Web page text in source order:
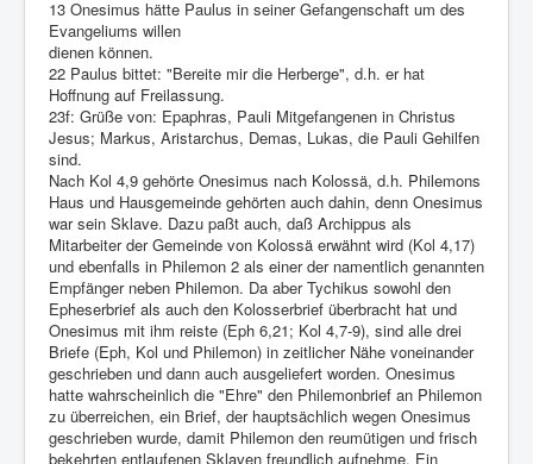
13 Onesimus hätte Paulus in seiner Gefangenschaft um des
Evangeliums willen
dienen können.
22 Paulus bittet: "Bereite mir die Herberge", d.h. er hat
Hoffnung auf Freilassung.
23f: Grüße von: Epaphras, Pauli Mitgefangenen in Christus
Jesus; Markus, Aristarchus, Demas, Lukas, die Pauli Gehilfen
sind.
Nach Kol 4,9 gehörte Onesimus nach Kolossä, d.h. Philemons
Haus und Hausgemeinde gehörten auch dahin, denn Onesimus
war sein Sklave. Dazu paßt auch, daß Archippus als
Mitarbeiter der Gemeinde von Kolossä erwähnt wird (Kol 4,17)
und ebenfalls in Philemon 2 als einer der namentlich genannten
Empfänger neben Philemon. Da aber Tychikus sowohl den
Epheserbrief als auch den Kolosserbrief überbracht hat und
Onesimus mit ihm reiste (Eph 6,21; Kol 4,7-9), sind alle drei
Briefe (Eph, Kol und Philemon) in zeitlicher Nähe voneinander
geschrieben und dann auch ausgeliefert worden. Onesimus
hatte wahrscheinlich die "Ehre" den Philemonbrief an Philemon
zu überreichen, ein Brief, der hauptsächlich wegen Onesimus
geschrieben wurde, damit Philemon den reumütigen und frisch
bekehrten entlaufenen Sklaven freundlich aufnehme. Ein